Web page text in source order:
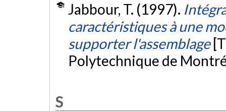
Jabbour, T. (1997).
caractéristiques à une
supporter l'assemblage
Polytechnique de
S